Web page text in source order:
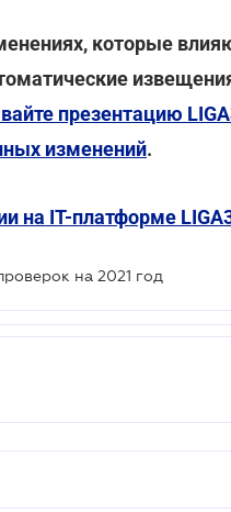
которые
презентацию
изменений.
на ІТ-платформе
на 2021 год